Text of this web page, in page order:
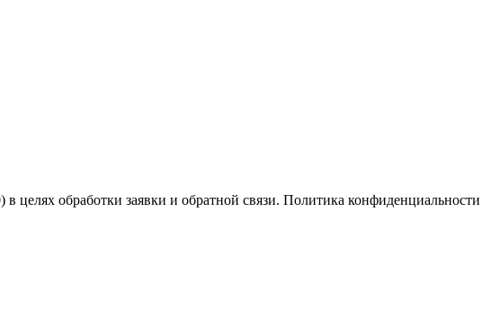
обработки заявки и обратной связи. Политика конфиденциальности